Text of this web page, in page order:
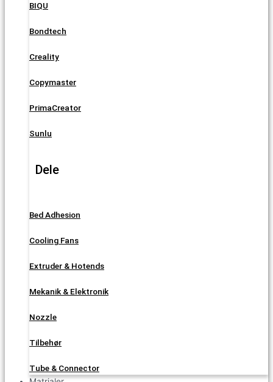
BIQU
Bondtech
Creality
Copymaster
PrimaCreator
Sunlu
Dele
Bed Adhesion
Cooling Fans
Extruder & Hotends
Mekanik & Elektronik
Nozzle
Tilbehør
Tube & Connector